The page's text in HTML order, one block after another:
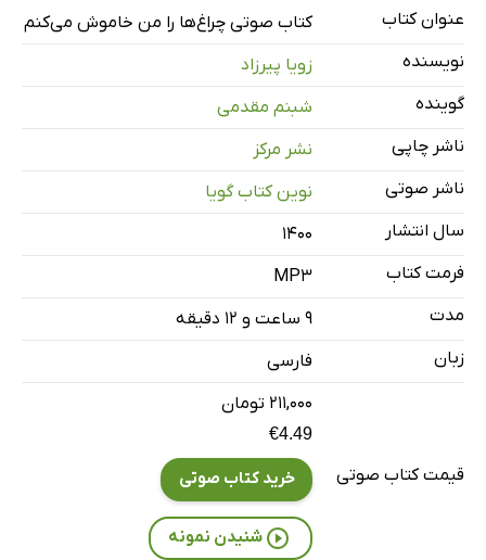
17 دقیقه بخش یک
بخش دو
بخش سه
بخش چهار
بخش پنج
بخش یازده
عنوان کتاب
کتاب صوتی چراغ‌ها را من خاموش می‌کنم
نویسنده
زویا پیرزاد
گوینده
شبنم مقدمی
ناشر چاپی
نشر مرکز
ناشر صوتی
نوین کتاب گویا
سال انتشار
۱۴۰۰
فرمت کتاب
MP3
مدت
۹ ساعت و ۱۲ دقیقه
زبان
فارسی
قیمت کتاب صوتی
۲۱۱,۰۰۰ تومان
€4.49
خرید کتاب صوتی
شنیدن نمونه